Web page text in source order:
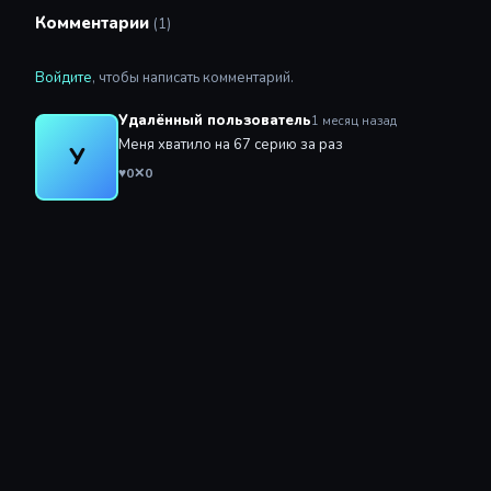
Комментарии (1)
Войдите, чтобы написать комментарий.
У
Удалённый пользователь1 месяц назад
Меня хватило на 67 серию за раз
♥0✕0